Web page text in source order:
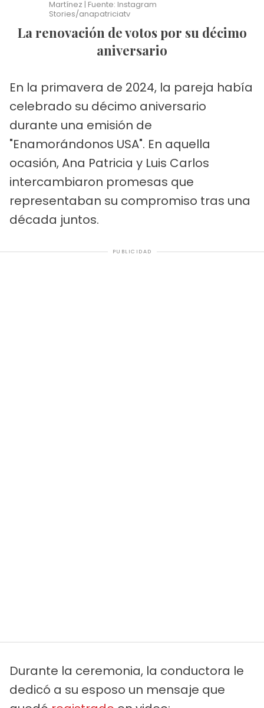
Martínez | Fuente: Instagram
Stories/anapatriciatv
La renovación de votos por su décimo
aniversario
En la primavera de 2024, la pareja había
celebrado su décimo aniversario
durante una emisión de
"Enamorándonos USA". En aquella
ocasión, Ana Patricia y Luis Carlos
intercambiaron promesas que
representaban su compromiso tras una
década juntos.
PUBLICIDAD
Durante la ceremonia, la conductora le
dedicó a su esposo un mensaje que